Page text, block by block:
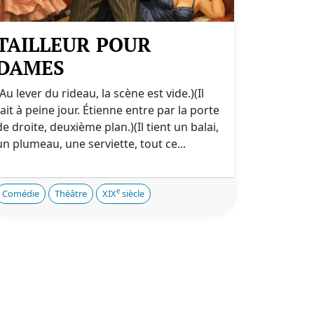
POUR
lever du rideau, la scène est vide.)(Il
à peine jour. Étienne entre par la porte
droite, deuxième plan.)(Il tient un balai,
plumeau, une serviette, tout ce...
Comédie Théâtre XIXe siècle